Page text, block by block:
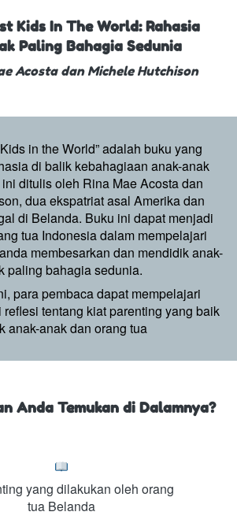
Kids In The World: Rahasia
Paling Bahagia Sedunia
Acosta dan Michele Hutchison
in the World” adalah buku yang
di balik kebahagiaan anak-anak
ditulis oleh Rina Mae Acosta dan
dua ekspatriat asal Amerika dan
di Belanda. Buku ini dapat menjadi
tua Indonesia dalam mempelajari
membesarkan dan mendidik anak-
paling bahagia sedunia.
para pembaca dapat mempelajari
tentang kiat parenting yang baik
anak-anak dan orang tua
Anda Temukan di Dalamnya?
yang dilakukan oleh orang
tua Belanda